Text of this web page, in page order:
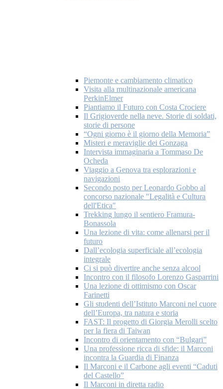
Piemonte e cambiamento climatico
Visita alla multinazionale americana
PerkinElmer
Piantiamo il Futuro con Costa Crociere
Il Grigioverde nella neve. Storie di soldati,
storie di persone
“Ogni giorno è il giorno della Memoria”
Misteri e meraviglie dei Gonzaga
Intervista immaginaria a Tommaso De
Ocheda
Viaggio a Genova tra esplorazioni e
navigazioni
Secondo posto per Leonardo Gobbo al
concorso nazionale "Legalità e Cultura
dell'Etica"
Trekking lungo il sentiero Framura-
Bonassola
Una lezione di vita: come allenarsi per il
futuro
Dall’ecologia superficiale all’ecologia
integrale
Ci si può divertire anche senza alcool
Incontro con il filosofo Lorenzo Gasparrini
Una lezione di ottimismo con Oscar
Farinetti
Gli studenti dell’Istituto Marconi nel cuore
dell’Europa, tra natura e storia
FAST: Il progetto di Giorgia Merolli scelto
per la fiera di Taiwan
Incontro di orientamento con “Bulgari”
Una professione ricca di sfide: il Marconi
incontra la Guardia di Finanza
Il Marconi e il Carbone agli eventi “Caduti
del Castello”
Il Marconi in diretta radio